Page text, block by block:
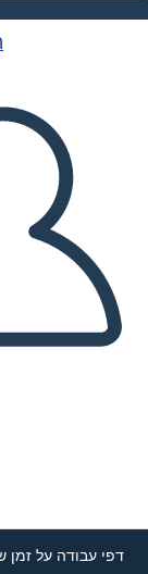
דפי עבודה על זמן